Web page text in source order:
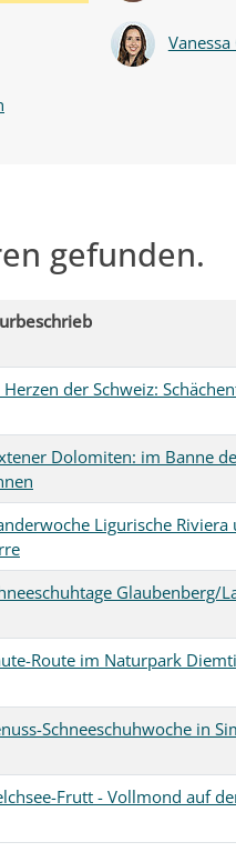
gefunden.
Herzen der Schweiz:
Dolomiten: im Banne
Ligurische Riviera
Glaubenberg/
Route im Naturpark
Schneeschuhwoche in
Frutt - Vollmond auf